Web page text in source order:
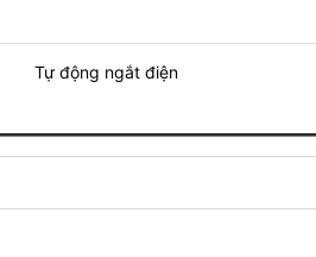
Tự động ngắt điện